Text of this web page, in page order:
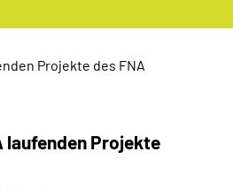
Projekte des FNA
laufenden Projekte